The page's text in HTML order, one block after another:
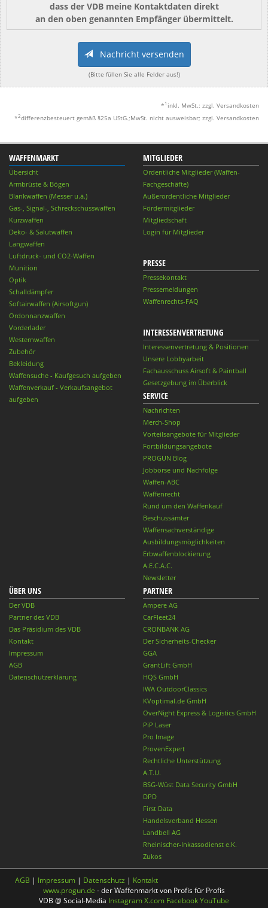
dass der VDB meine Kontaktdaten direkt
an den oben genannten Empfänger übermittelt.
Nachricht versenden
(Bitte füllen Sie alle Felder aus!)
* 1 inkl. MwSt.; zzgl. Versandkosten
*2differenzbesteuert gemäß §25a UStG.;MwSt. nicht ausweisbar; zzgl. Versandkosten
WAFFENMARKT
Übersicht
Armbrüste & Bögen
Blankwaffen (Messer u.ä.)
Gas-, Signal-, Schreckschusswaffen
Kurzwaffen
Deko- & Salutwaffen
Langwaffen
Luftdruck- und CO2-Waffen
Munition
Optik
Schalldämpfer
Softairwaffen (Airsoftgun)
Ordonnanzwaffen
Vorderlader
Westernwaffen
Zubehör
Bekleidung
Waffensuche - Kaufgesuch aufgeben
Waffenverkauf - Verkaufsangebot
aufgeben
MITGLIEDER
Ordentliche Mitglieder (Waffen-
Fachgeschäfte)
Außerordentliche Mitglieder
Fördermitglieder
Mitgliedschaft
Login für Mitglieder
PRESSE
Pressekontakt
Pressemeldungen
Waffenrechts-FAQ
INTERESSENVERTRETUNG
Interessenvertretung & Positionen
Unsere Lobbyarbeit
Fachausschuss Airsoft & Paintball
Gesetzgebung im Überblick
SERVICE
Nachrichten
Merch-Shop
Vorteilsangebote für Mitglieder
Fortbildungsangebote
PROGUN Blog
Jobbörse und Nachfolge
Waffen-ABC
Waffenrecht
Rund um den Waffenkauf
Beschussämter
Waffensachverständige
Ausbildungsmöglichkeiten
Erbwaffenblockierung
A.E.C.A.C.
Newsletter
ÜBER UNS
Der VDB
Partner des VDB
Das Präsidium des VDB
Kontakt
Impressum
AGB
Datenschutzerklärung
PARTNER
Ampere AG
CarFleet24
CRONBANK AG
Der Sicherheits-Checker
GGA
GrantLift GmbH
HQS GmbH
IWA OutdoorClassics
KVoptimal.de GmbH
OverNight Express & Logistics GmbH
PiP Laser
Pro Image
ProvenExpert
Rechtliche Unterstützung
A.T.U.
BSG-Wüst Data Security GmbH
DPD
First Data
Handelsverband Hessen
Landbell AG
Rheinischer-Inkassodienst e.K.
Zukos
AGB | Impressum | Datenschutz | Kontakt
www.progun.de - der Waffenmarkt von Profis für Profis
VDB @ Social-Media InstagramX.com FacebookYouTube